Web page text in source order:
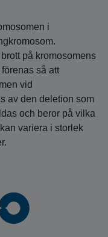
i
på kromosomens
så att
vid
av den deletion som
och beror på vilka
variera i storlek